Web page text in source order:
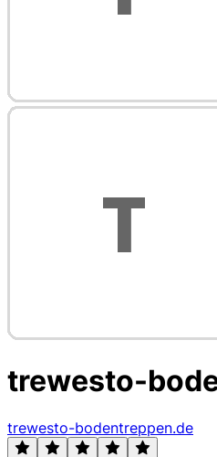
trewesto-
trewesto-bodentreppen.de